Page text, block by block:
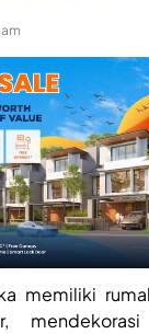
memiliki